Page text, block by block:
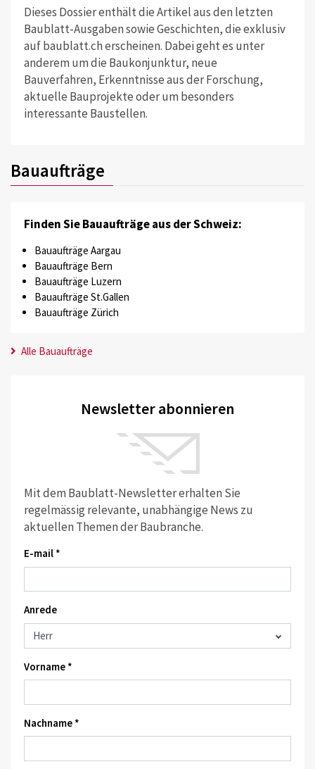
Dieses Dossier enthält die Artikel aus den letzten
Baublatt-Ausgaben sowie Geschichten, die exklusiv
auf baublatt.ch erscheinen. Dabei geht es unter
anderem um die Baukonjunktur, neue
Bauverfahren, Erkenntnisse aus der Forschung,
aktuelle Bauprojekte oder um besonders
interessante Baustellen.
Bauaufträge
Finden Sie Bauaufträge aus der Schweiz:
Bauaufträge Aargau
Bauaufträge Bern
Bauaufträge Luzern
Bauaufträge St.Gallen
Bauaufträge Zürich
Alle Bauaufträge
Newsletter abonnieren
Mit dem Baublatt-Newsletter erhalten Sie
regelmässig relevante, unabhängige News zu
aktuellen Themen der Baubranche.
E-mail *
Anrede
Vorname *
Nachname *